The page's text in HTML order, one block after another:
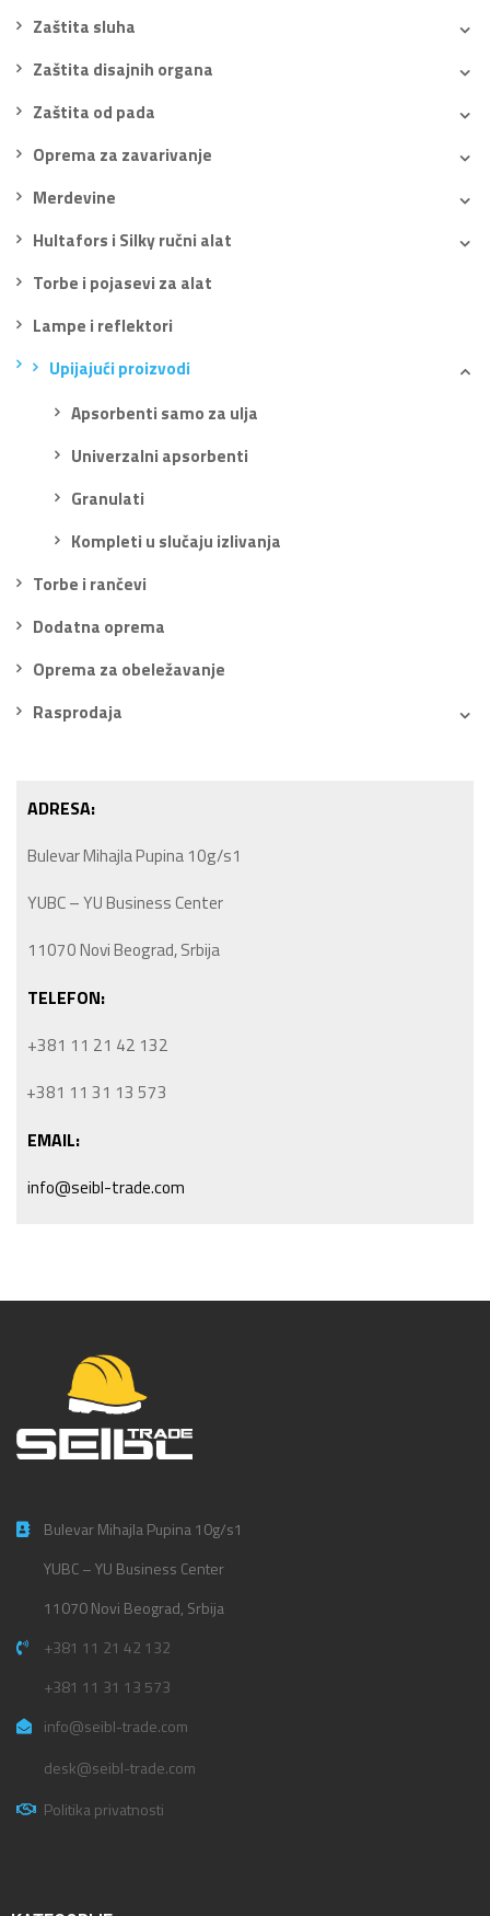
Zaštita sluha
Zaštita disajnih organa
Zaštita od pada
Oprema za zavarivanje
Merdevine
Hultafors i Silky ručni alat
Torbe i pojasevi za alat
Lampe i reflektori
Upijajući proizvodi
Apsorbenti samo za ulja
Univerzalni apsorbenti
Granulati
Kompleti u slučaju izlivanja
Torbe i rančevi
Dodatna oprema
Oprema za obeležavanje
Rasprodaja
ADRESA:
Bulevar Mihajla Pupina 10g/s1
YUBC – YU Business Center
11070 Novi Beograd, Srbija
TELEFON:
+381 11 21 42 132
+381 11 31 13 573
EMAIL:
info@seibl-trade.com
Bulevar Mihajla Pupina 10g/s1
YUBC – YU Business Center
11070 Novi Beograd, Srbija
+381 11 21 42 132
+381 11 31 13 573
info@seibl-trade.com
desk@seibl-trade.com
Politika privatnosti